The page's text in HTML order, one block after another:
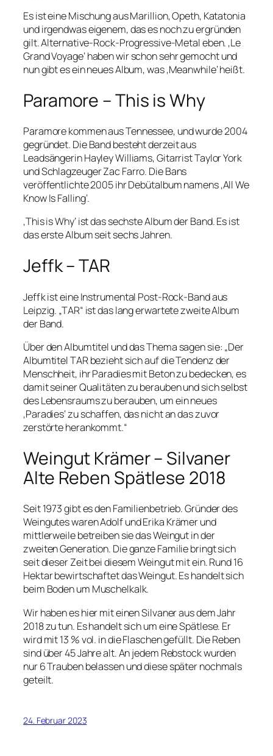
Es ist eine Mischung aus Marillion, Opeth, Katatonia
und irgendwas eigenem, das es noch zu ergründen
gilt. Alternative-Rock-Progressive-Metal eben. ‚Le
Grand Voyage‘ haben wir schon sehr gemocht und
nun gibt es ein neues Album, was ‚Meanwhile‘ heißt.
Paramore – This is Why
Paramore kommen aus Tennessee, und wurde 2004
gegründet. Die Band besteht derzeit aus
Leadsängerin Hayley Williams, Gitarrist Taylor York
und Schlagzeuger Zac Farro. Die Bans
veröffentlichte 2005 ihr Debütalbum namens ‚All We
Know Is Falling‘.
‚This is Why‘ ist das sechste Album der Band. Es ist
das erste Album seit sechs Jahren.
Jeffk – TAR
Jeffk ist eine Instrumental Post-Rock-Band aus
Leipzig. „TAR“ ist das lang erwartete zweite Album
der Band.
Über den Albumtitel und das Thema sagen sie: „Der
Albumtitel TAR bezieht sich auf die Tendenz der
Menschheit, ihr Paradies mit Beton zu bedecken, es
damit seiner Qualitäten zu berauben und sich selbst
des Lebensraums zu berauben, um ein neues
‚Paradies‘ zu schaffen, das nicht an das zuvor
zerstörte herankommt.“
Weingut Krämer – Silvaner
Alte Reben Spätlese 2018
Seit 1973 gibt es den Familienbetrieb. Gründer des
Weingutes waren Adolf und Erika Krämer und
mittlerweile betreiben sie das Weingut in der
zweiten Generation. Die ganze Familie bringt sich
seit dieser Zeit bei diesem Weingut mit ein. Rund 16
Hektar bewirtschaftet das Weingut. Es handelt sich
beim Boden um Muschelkalk.
Wir haben es hier mit einen Silvaner aus dem Jahr
2018 zu tun. Es handelt sich um eine Spätlese. Er
wird mit 13 % vol. in die Flaschen gefüllt. Die Reben
sind über 45 Jahre alt. An jedem Rebstock wurden
nur 6 Trauben belassen und diese später nochmals
geteilt.
24. Februar 2023